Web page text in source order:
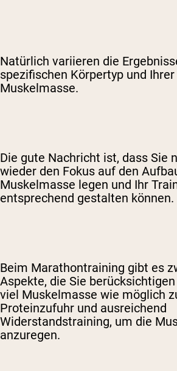
Natürlich variieren die
spezifischen Körpertyp und
Muskelmasse.
Die gute Nachricht ist, dass Sie
wieder den Fokus auf den
Muskelmasse legen und Ihr
entsprechend gestalten können.
Beim Marathontraining gibt es
Aspekte, die Sie
viel Muskelmasse wie möglich
Proteinzufuhr und ausreichend
Widerstandstraining, um die
anzuregen.